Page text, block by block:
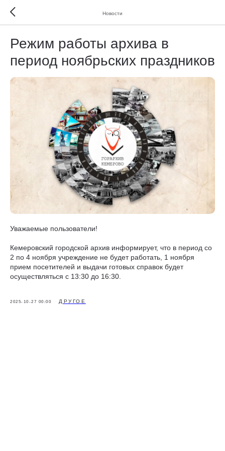
Новости
Режим работы архива в
период ноябрьских праздников
Уважаемые пользователи!
Кемеровский городской архив информирует, что в период со
2 по 4 ноября учреждение не будет работать, 1 ноября
прием посетителей и выдачи готовых справок будет
осуществляться с 13:30 до 16:30.
2025-10-27 00:00 ДРУГОЕ